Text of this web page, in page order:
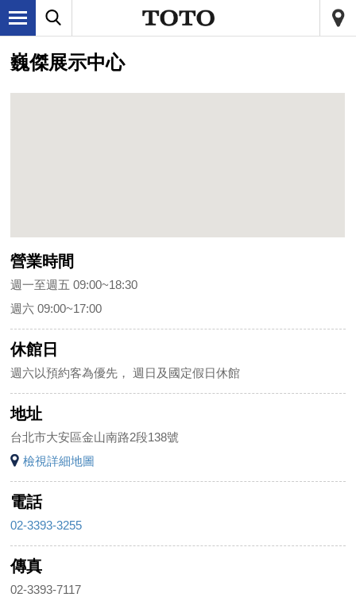
巍傑展示中心
營業時間
週一至週五 09:00~18:30
週六 09:00~17:00
休館日
週六以預約客為優先， 週日及國定假日休館
地址
台北市大安區金山南路2段138號
檢視詳細地圖
電話
02-3393-3255
傳真
02-3393-7117